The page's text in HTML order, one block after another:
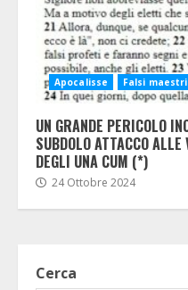
Apocalisse Falsi
UN GRANDE PERICOLO
SUBDOLO ATTACCO
DEGLI UNA CUM (*)
24 Ottobre 2024
Cerca